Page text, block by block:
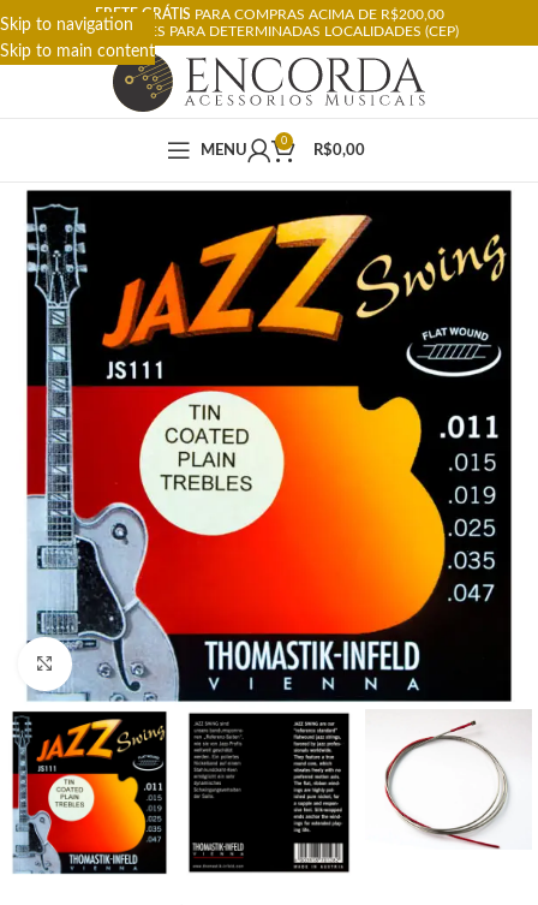
Skip to navigation
Skip to main content
FRETE GRÁTIS PARA COMPRAS ACIMA DE R$200,00
RESTRIÇÕES PARA DETERMINADAS LOCALIDADES (CEP)
MENU
0
R$0,00
Click to enlarge